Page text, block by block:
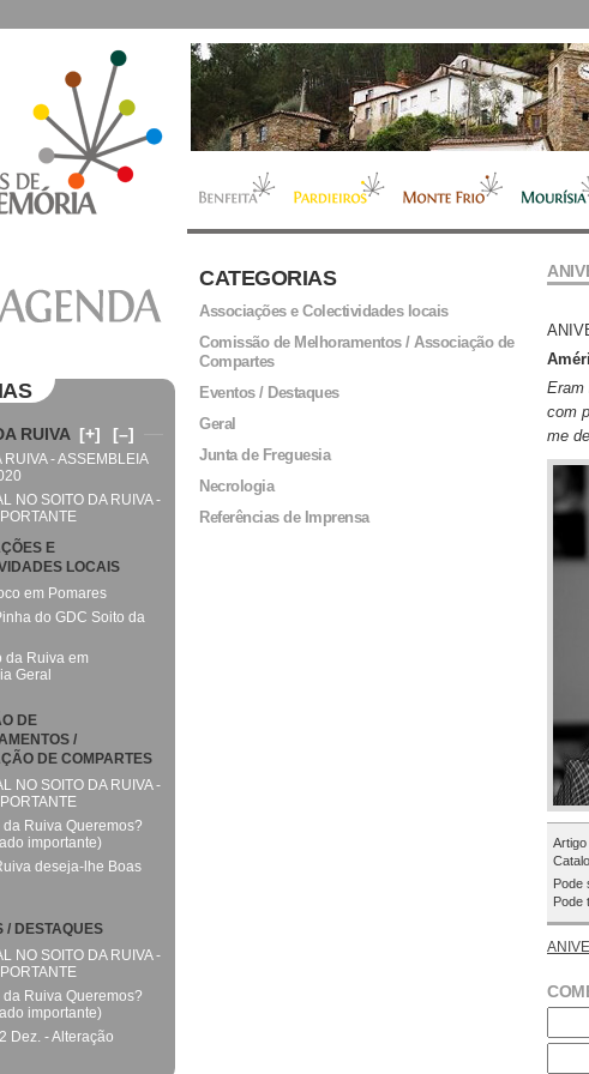
Eram
com
me
Artigo
Pode
Pode
CATEGORIAS
Associações e Colectividades locais
Comissão de Melhoramentos / Associação de
Compartes
Eventos / Destaques
Geral
Junta de Freguesia
Necrologia
Referências de Imprensa
RUIVA [+] [–]
RUIVA - ASSEMBLEIA
NO SOITO DA RUIVA -
E
LOCAIS
em Pomares
do GDC Soito da
da Ruiva em
Geral
DE
/
DE COMPARTES
NO SOITO DA RUIVA -
da Ruiva Queremos?
importante)
deseja-lhe Boas
/ DESTAQUES
NO SOITO DA RUIVA -
da Ruiva Queremos?
importante)
Dez. - Alteração